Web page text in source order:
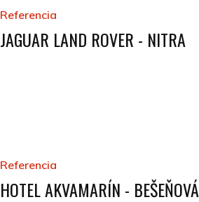
Referencia
JAGUAR LAND ROVER - NITRA
Referencia
HOTEL AKVAMARÍN - BEŠEŇOVÁ